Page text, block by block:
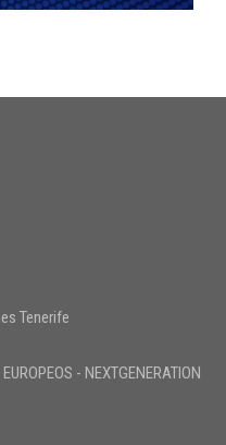
Tenerife
- NEXTGENERATION